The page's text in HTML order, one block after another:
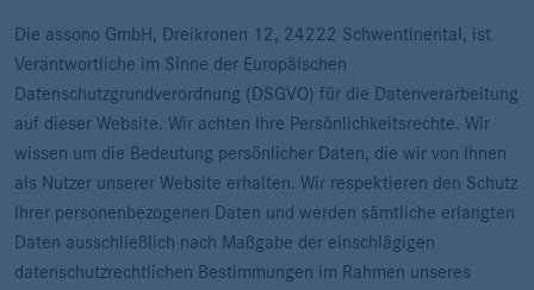
Die assono GmbH, Dreikronen 12, 24222 Schwentinental, ist
Verantwortliche im Sinne der Europäischen
Datenschutzgrundverordnung (DSGVO) für die Datenverarbeitung
auf dieser Website. Wir achten Ihre Persönlichkeitsrechte. Wir
wissen um die Bedeutung persönlicher Daten, die wir von Ihnen
als Nutzer unserer Website erhalten. Wir respektieren den Schutz
Ihrer personenbezogenen Daten und werden sämtliche erlangten
Daten ausschließlich nach Maßgabe der einschlägigen
datenschutzrechtlichen Bestimmungen im Rahmen unseres